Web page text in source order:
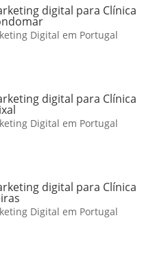
digital para Clínica
Digital em Portugal
digital para Clínica
Digital em Portugal
digital para Clínica
Digital em Portugal